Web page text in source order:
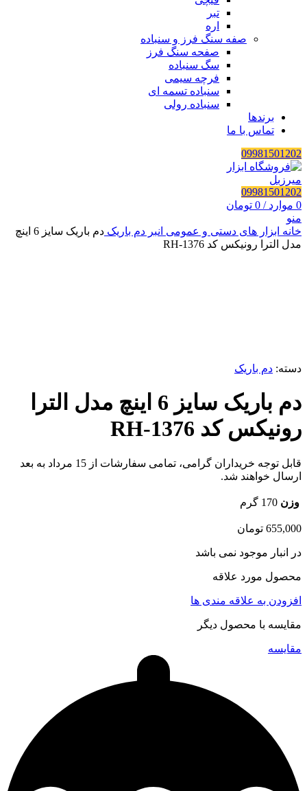
تبر
اره
صفه سنگ فرز و سنباده
صفحه سنگ فرز
سگ سنباده
فرچه سیمی
سنباده تسمه ای
سنباده رولی
برندها
تماس با ما
09981501202
09981501202
0 موارد /
0 تومان
منو
خانه ابزار های دستی و عمومی انبر دم باریک
دم باریک سایز 6 اینچ
مدل الترا رونیکس کد RH-1376
دسته: دم باریک
دم باریک سایز 6 اینچ مدل الترا
رونیکس کد RH-1376
قابل توجه خریداران گرامی، تمامی سفارشات از 15 مرداد به بعد
ارسال خواهند شد.
وزن 170 گرم
655,000 تومان
در انبار موجود نمی باشد
محصول مورد علاقه
افزودن به علاقه مندی ها
مقایسه با محصول دیگر
مقایسه